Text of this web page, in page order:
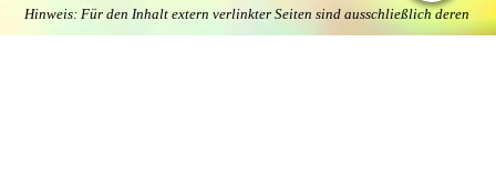
Hinweis: Für den Inhalt extern verlinkter Seiten sind ausschließlich deren
Betreiber verantwortlich. Wir übernehmen dafür keine Haftung.